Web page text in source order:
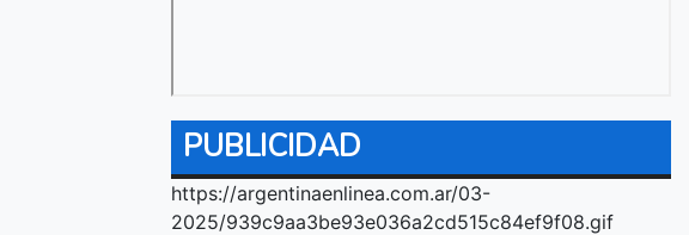
PUBLICIDAD
https://argentinaenlinea.com.ar/03-
2025/939c9aa3be93e036a2cd515c84ef9f08.gif